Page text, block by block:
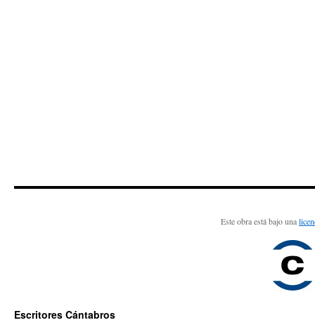
Este obra está bajo una
Escritores Cántabros